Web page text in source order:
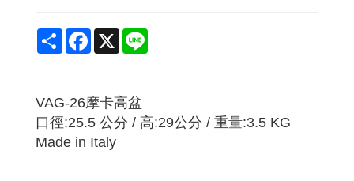
Share Facebook
X
VAG-26摩卡高盆
口徑:25.5 公分 / 高:29公分 / 重量:3.5 KG
Made in Italy